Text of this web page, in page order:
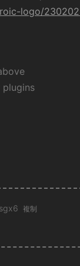
logo/
plugins
複制